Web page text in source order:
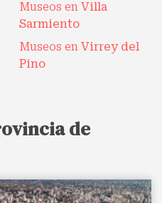
Museos en Villa
Sarmiento
Museos en Virrey del
Pino
de